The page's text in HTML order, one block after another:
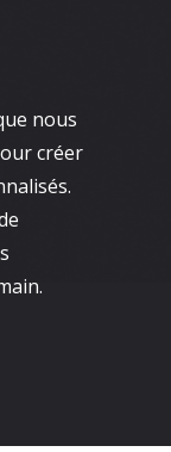
nous
créer